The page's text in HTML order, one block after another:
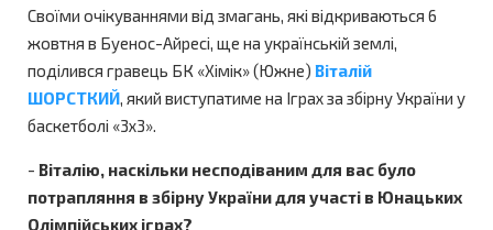
Своїми очікуваннями від змагань, які відкриваються 6
жовтня в Буенос-Айресі, ще на українській землі,
поділився гравець БК «Хімік» (Южне) Віталій
ШОРСТКИЙ, який виступатиме на Іграх за збірну України у
баскетболі «3х3».
- Віталію, наскільки несподіваним для вас було
потрапляння в збірну України для участі в Юнацьких
Олімпійських іграх?